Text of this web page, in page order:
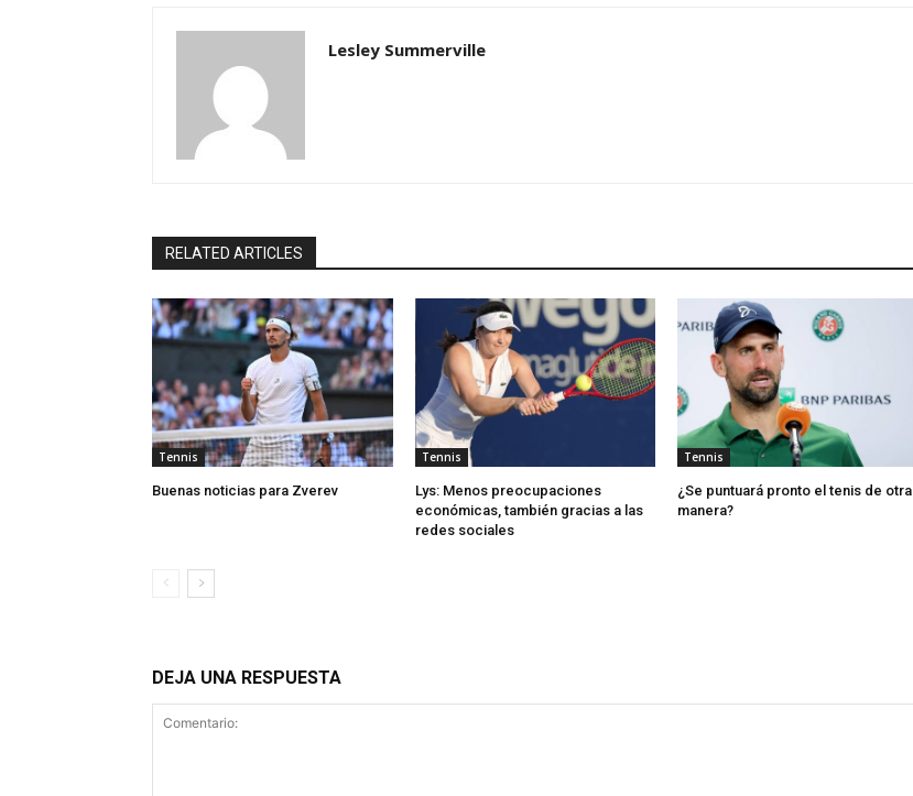
Lesley Summerville
RELATED ARTICLES
Tennis
Buenas noticias para Zverev
Tennis
Lys: Menos preocupaciones
económicas, también gracias a las
redes sociales
Tennis
¿Se puntuará pronto el tenis de otra
manera?
DEJA UNA RESPUESTA